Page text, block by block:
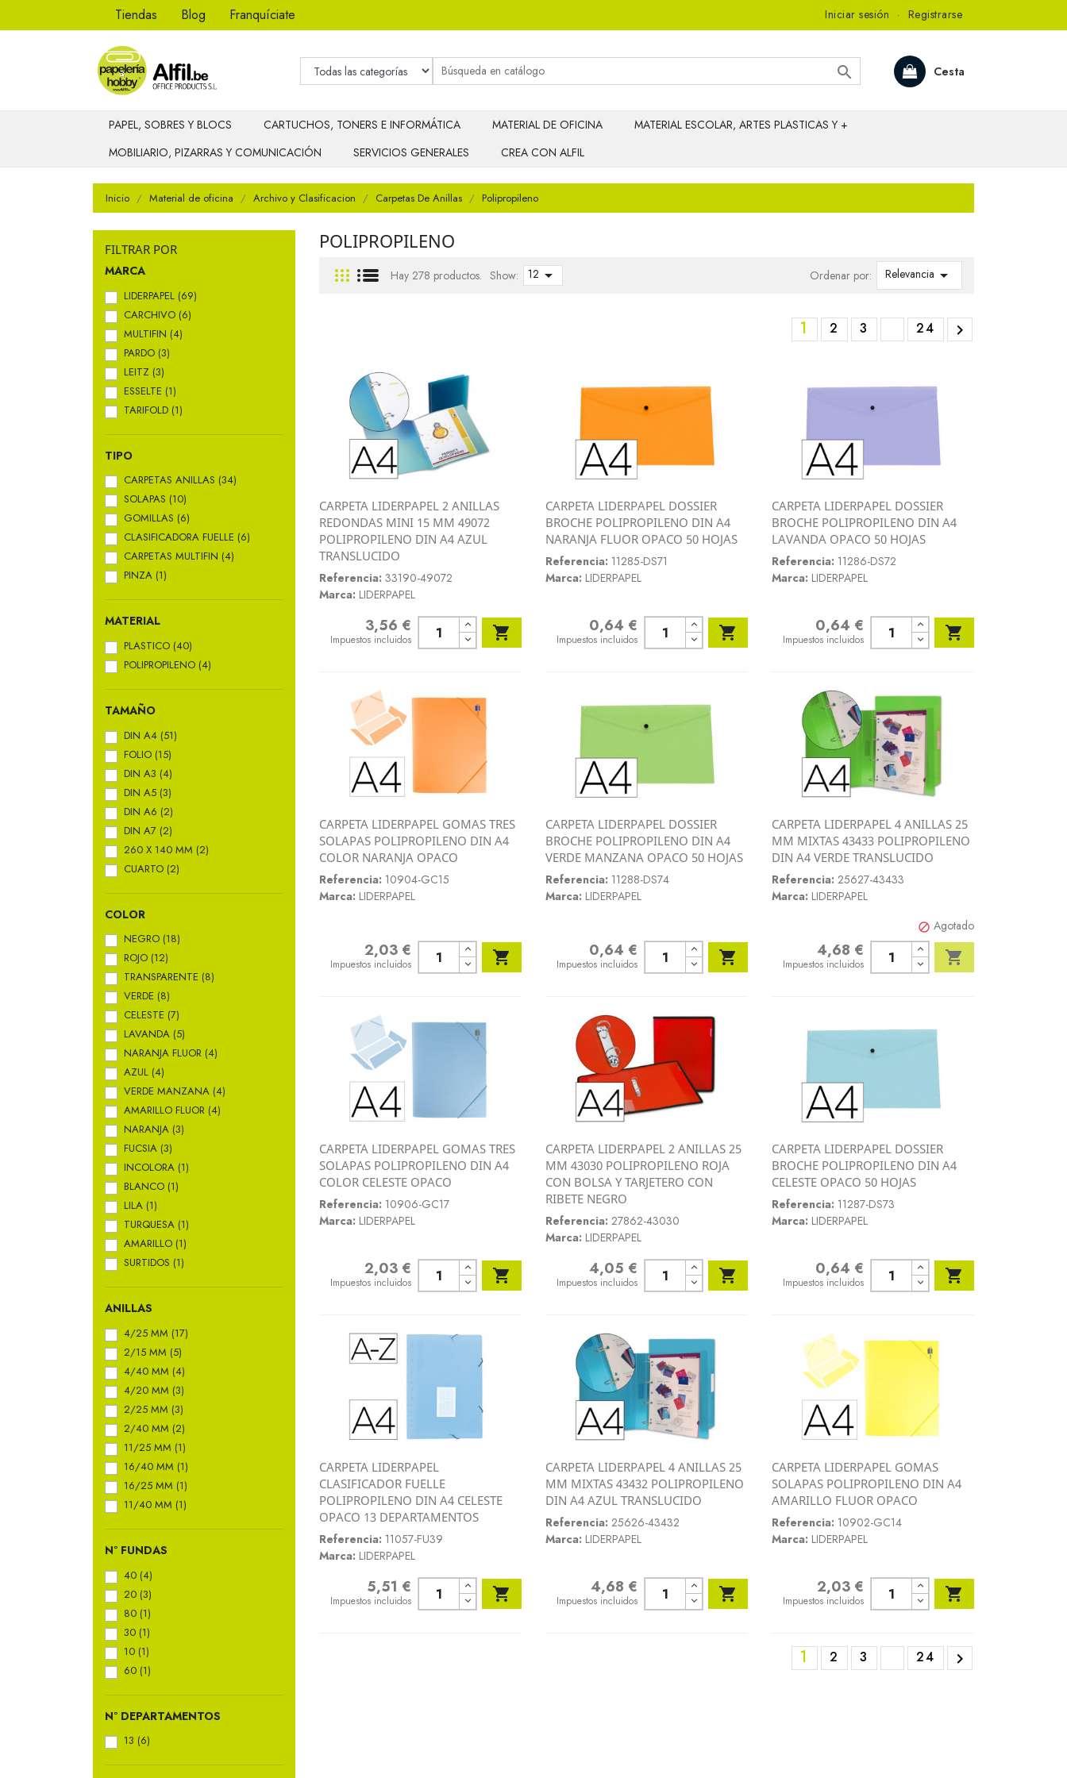
Tiendas Blog Franquíciate Iniciar sesión · Registrarse
Cesta

PAPEL, SOBRES Y BLOCS CARTUCHOS, TONERS E INFORMÁTICA MATERIAL DE OFICINA
MATERIAL ESCOLAR, ARTES PLASTICAS Y +
MOBILIARIO, PIZARRAS Y COMUNICACIÓN
SERVICIOS GENERALES CREA CON ALFIL
Inicio Material de oficina Archivo y Clasificacion Carpetas De Anillas Polipropileno
FILTRAR POR
MARCA
LIDERPAPEL (69)
CARCHIVO (6)
MULTIFIN (4)
PARDO (3)
LEITZ (3)
ESSELTE (1)
TARIFOLD (1)
TIPO
CARPETAS ANILLAS (34)
SOLAPAS (10)
GOMILLAS (6)
CLASIFICADORA FUELLE (6)
CARPETAS MULTIFIN (4)
PINZA (1)
MATERIAL
PLASTICO (40)
POLIPROPILENO (4)
TAMAÑO
DIN A4 (51)
FOLIO (15)
DIN A3 (4)
DIN A5 (3)
DIN A6 (2)
DIN A7 (2)
260 X 140 MM (2)
CUARTO (2)
COLOR
NEGRO (18)
ROJO (12)
TRANSPARENTE (8)
VERDE (8)
CELESTE (7)
LAVANDA (5)
NARANJA FLUOR (4)
AZUL (4)
VERDE MANZANA (4)
AMARILLO FLUOR (4)
NARANJA (3)
FUCSIA (3)
INCOLORA (1)
BLANCO (1)
LILA (1)
TURQUESA (1)
AMARILLO (1)
SURTIDOS (1)
ANILLAS
4/25 MM (17)
2/15 MM (5)
4/40 MM (4)
4/20 MM (3)
2/25 MM (3)
2/40 MM (2)
11/25 MM (1)
16/40 MM (1)
16/25 MM (1)
11/40 MM (1)
Nº FUNDAS
40 (4)
20 (3)
80 (1)
30 (1)
10 (1)
60 (1)
Nº DEPARTAMENTOS
13 (6)
POLIPROPILENO
Hay 278 productos. Show: 12  Ordenar por: Relevancia 
1 2 3 24 
Vista rápida
CARPETA LIDERPAPEL 2 ANILLAS
REDONDAS MINI 15 MM 49072
POLIPROPILENO DIN A4 AZUL
TRANSLUCIDO
Referencia: 33190-49072
Marca: LIDERPAPEL
3,56 €
Impuestos incluidos 
Vista rápida
CARPETA LIDERPAPEL DOSSIER
BROCHE POLIPROPILENO DIN A4
NARANJA FLUOR OPACO 50 HOJAS
Referencia: 11285-DS71
Marca: LIDERPAPEL
0,64 €
Impuestos incluidos 
Vista rápida
CARPETA LIDERPAPEL DOSSIER
BROCHE POLIPROPILENO DIN A4
LAVANDA OPACO 50 HOJAS
Referencia: 11286-DS72
Marca: LIDERPAPEL
0,64 €
Impuestos incluidos 
Vista rápida
CARPETA LIDERPAPEL GOMAS TRES
SOLAPAS POLIPROPILENO DIN A4
COLOR NARANJA OPACO
Referencia: 10904-GC15
Marca: LIDERPAPEL
2,03 €
Impuestos incluidos 
Vista rápida
CARPETA LIDERPAPEL DOSSIER
BROCHE POLIPROPILENO DIN A4
VERDE MANZANA OPACO 50 HOJAS
Referencia: 11288-DS74
Marca: LIDERPAPEL
0,64 €
Impuestos incluidos 
Vista rápida
CARPETA LIDERPAPEL 4 ANILLAS 25
MM MIXTAS 43433 POLIPROPILENO
DIN A4 VERDE TRANSLUCIDO
Referencia: 25627-43433
Marca: LIDERPAPEL
 Agotado
4,68 €
Impuestos incluidos 
Vista rápida
CARPETA LIDERPAPEL GOMAS TRES
SOLAPAS POLIPROPILENO DIN A4
COLOR CELESTE OPACO
Referencia: 10906-GC17
Marca: LIDERPAPEL
2,03 €
Impuestos incluidos 
Vista rápida
CARPETA LIDERPAPEL 2 ANILLAS 25
MM 43030 POLIPROPILENO ROJA
CON BOLSA Y TARJETERO CON
RIBETE NEGRO
Referencia: 27862-43030
Marca: LIDERPAPEL
4,05 €
Impuestos incluidos 
Vista rápida
CARPETA LIDERPAPEL DOSSIER
BROCHE POLIPROPILENO DIN A4
CELESTE OPACO 50 HOJAS
Referencia: 11287-DS73
Marca: LIDERPAPEL
0,64 €
Impuestos incluidos 
Vista rápida
CARPETA LIDERPAPEL
CLASIFICADOR FUELLE
POLIPROPILENO DIN A4 CELESTE
OPACO 13 DEPARTAMENTOS
Referencia: 11057-FU39
Marca: LIDERPAPEL
5,51 €
Impuestos incluidos 
Vista rápida
CARPETA LIDERPAPEL 4 ANILLAS 25
MM MIXTAS 43432 POLIPROPILENO
DIN A4 AZUL TRANSLUCIDO
Referencia: 25626-43432
Marca: LIDERPAPEL
4,68 €
Impuestos incluidos 
Vista rápida
CARPETA LIDERPAPEL GOMAS
SOLAPAS POLIPROPILENO DIN A4
AMARILLO FLUOR OPACO
Referencia: 10902-GC14
Marca: LIDERPAPEL
2,03 €
Impuestos incluidos 
1 2 3 24 